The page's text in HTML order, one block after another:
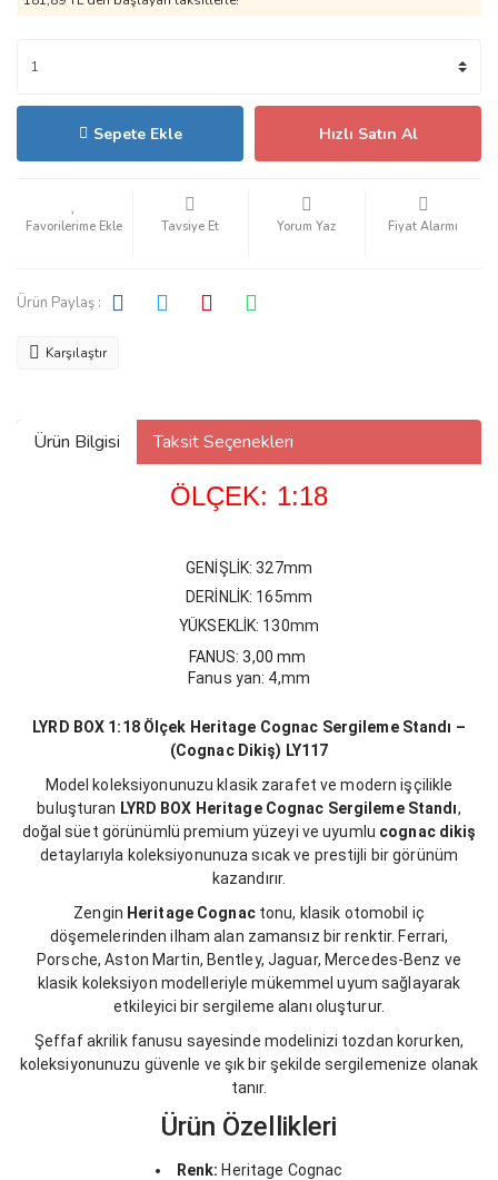
Sepete Ekle Hızlı Satın Al
Tavsiye Et Yorum Yaz Fiyat Alarmı
Ürün Paylaş :
Karşılaştır
Ürün Bilgisi Taksit Seçenekleri
ÖLÇEK: 1:18
GENİŞLİK: 327mm
DERİNLİK: 165mm
YÜKSEKLİK: 130mm
FANUS: 3,00 mm
Fanus yan: 4,mm
LYRD BOX 1:18 Ölçek Heritage Cognac Sergileme Standı –
(Cognac Dikiş) LY117
Model koleksiyonunuzu klasik zarafet ve modern işçilikle
buluşturan LYRD BOX Heritage Cognac Sergileme Standı,
doğal süet görünümlü premium yüzeyi ve uyumlu cognac dikiş
detaylarıyla koleksiyonunuza sıcak ve prestijli bir görünüm
kazandırır.
Zengin Heritage Cognactonu, klasik otomobil iç
döşemelerinden ilham alan zamansız bir renktir. Ferrari,
Porsche, Aston Martin, Bentley, Jaguar, Mercedes-Benz ve
klasik koleksiyon modelleriyle mükemmel uyum sağlayarak
etkileyici bir sergileme alanı oluşturur.
Şeffaf akrilik fanusu sayesinde modelinizi tozdan korurken,
koleksiyonunuzu güvenle ve şık bir şekilde sergilemenize olanak
tanır.
Ürün Özellikleri
Renk: Heritage Cognac